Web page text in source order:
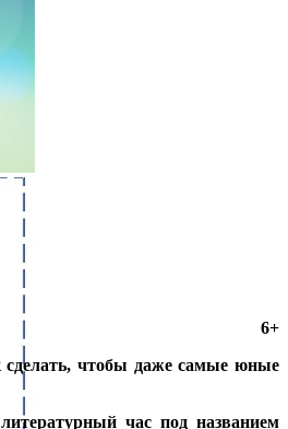
6+
чтобы даже самые юные
час под названием